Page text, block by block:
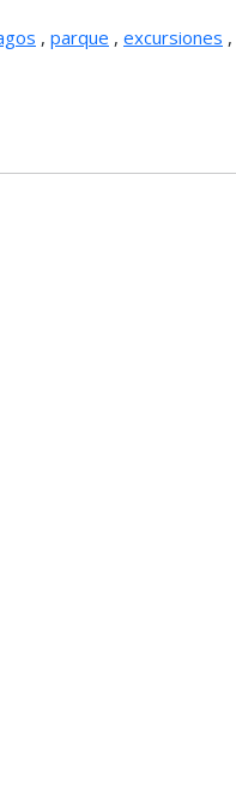
, parque , excursiones ,